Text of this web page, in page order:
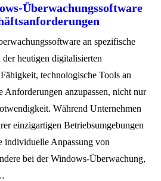
Überwachungssoftware
an spezifische
heutigen digitalisierten
technologische Tools an
Anforderungen anzupassen, nicht nur
Während Unternehmen
einzigartigen Betriebsumgebungen
individuelle Anpassung von
bei der Windows-Überwachung,